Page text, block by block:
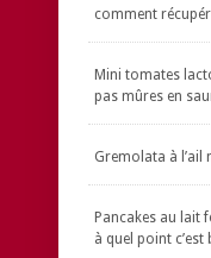
comment
Mini tomates
pas mûres en
Gremolata à l’ail
Pancakes au lait
à quel point